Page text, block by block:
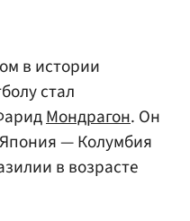
в истории
стал
Мондрагон. Он
— Колумбия
в возрасте